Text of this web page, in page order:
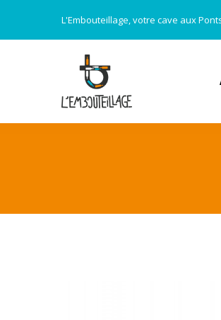
L'Embouteillage, votre cave aux